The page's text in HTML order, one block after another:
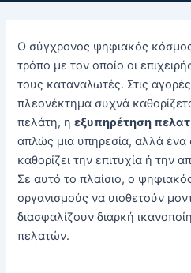
Ο σύγχρονος ψηφιακός κόσμος
τρόπο με τον οποίο οι
τους καταναλωτές. Στις
πλεονέκτημα συχνά
πελάτη, ηεξυπηρέτηση
απλώς μια υπηρεσία, αλλά
καθορίζει την επιτυχία ή την
Σε αυτό το πλαίσιο, ο
οργανισμούς να υιοθετούν
διασφαλίζουν διαρκή
πελατών.